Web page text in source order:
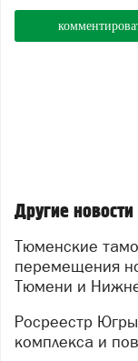
Другие
Тюменские таможенники выявили факты
перемещения
Тюмени и
Росреестр Югры: вклад в развитие строительного
комплекса и